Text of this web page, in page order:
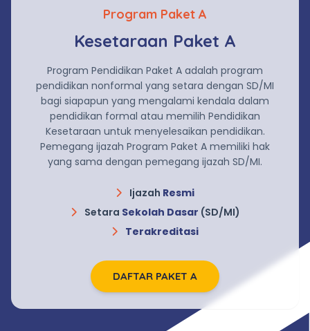
Program Paket A
Kesetaraan Paket A
Program Pendidikan Paket A adalah program
pendidikan nonformal yang setara dengan SD/MI
bagi siapapun yang mengalami kendala dalam
pendidikan formal atau memilih Pendidikan
Kesetaraan untuk menyelesaikan pendidikan.
Pemegang ijazah Program Paket A memiliki hak
yang sama dengan pemegang ijazah SD/MI.
Ijazah Resmi
Setara Sekolah Dasar (SD/MI)
Terakreditasi
DAFTAR PAKET A